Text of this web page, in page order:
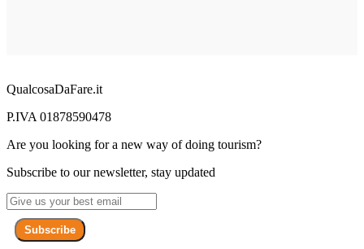
QualcosaDaFare.it
P.IVA 01878590478
Are you looking for a new way of doing tourism?
Subscribe to our newsletter, stay updated
Subscribe